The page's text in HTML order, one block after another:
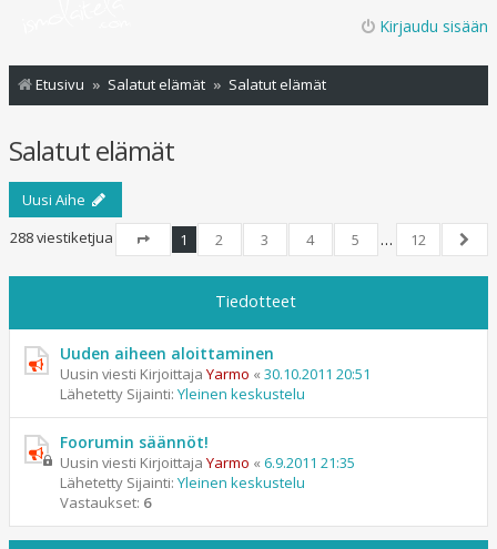
Kirjaudu sisään
Etusivu Salatut elämät Salatut elämät
Salatut elämät
Uusi Aihe
288 viestiketjua
Sivu1
1 2 3 4 5 …
12
Tiedotteet
Uuden aiheen aloittaminen
Uusin viesti Kirjoittaja Yarmo « 30.10.2011 20:51
Lähetetty Sijainti: Yleinen keskustelu
Foorumin säännöt!
Uusin viesti Kirjoittaja Yarmo « 6.9.2011 21:35
Lähetetty Sijainti: Yleinen keskustelu
Vastaukset: 6